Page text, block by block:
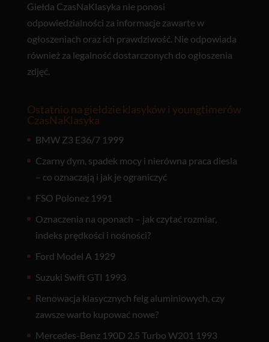
Giełda CzasNaKlasyka nie ponosi
odpowiedzialności za informacje zawarte w
ogłoszeniach oraz ich prawdziwość. Nie odpowiada
również za legalność dostarczonych do ogłoszenia
zdjęć.
Ostatnio na giełdzie klasyków i youngtimerów
CzasNaKlasyka
BMW Z3 E36/7 1999
Czarny dym, spadek mocy i nierówna praca diesla
– co oznaczają i jak je ograniczyć
FSO Polonez 1991
Oznaczenia na oponach – jak czytać rozmiar,
indeks prędkości i nośności?
Ford Model A 1929
Suzuki Swift GTI 1993
Renowacja klasycznych felg aluminiowych, czy
zawsze warto kupować nowe?
Mercedes-Benz 190D 2.5 Turbo W201 1993